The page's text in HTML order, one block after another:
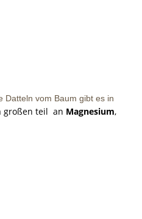
Datteln vom Baum gibt es in
großen teil an Magnesium,